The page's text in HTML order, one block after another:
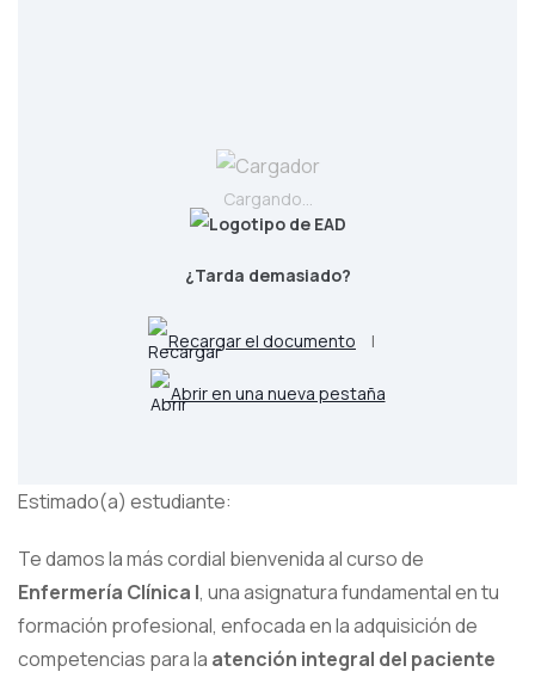
Cargando...
¿Tarda demasiado?
Recargar el documento |
Abrir en una nueva pestaña
Estimado(a) estudiante:
Te damos la más cordial bienvenida al curso de
Enfermería Clínica I, una asignatura fundamental en tu
formación profesional, enfocada en la adquisición de
competencias para la atención integral del paciente